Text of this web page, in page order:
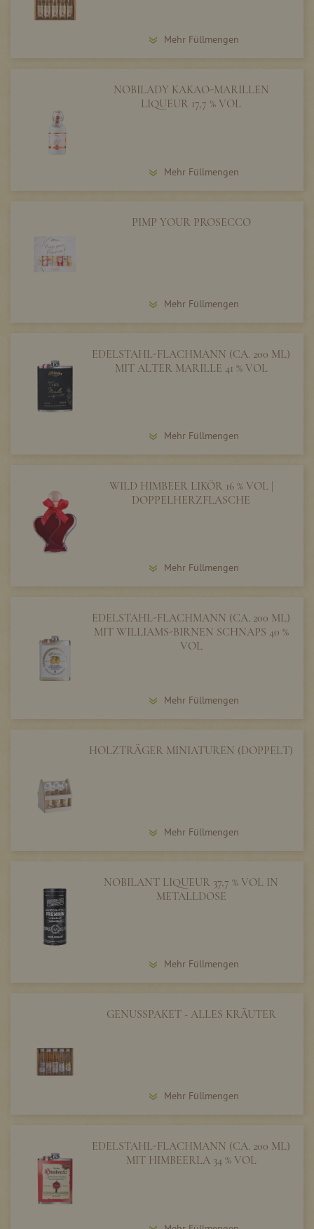
Mehr Füllmengen
NOBILADY KAKAO-MARILLEN
LIQUEUR 17,7 % VOL
Mehr Füllmengen
PIMP YOUR PROSECCO
Mehr Füllmengen
EDELSTAHL-FLACHMANN (CA. 200 ML)
MIT ALTER MARILLE 41 % VOL
Mehr Füllmengen
WILD HIMBEER LIKÖR 16 % VOL |
DOPPELHERZFLASCHE
Mehr Füllmengen
EDELSTAHL-FLACHMANN (CA. 200 ML)
MIT WILLIAMS-BIRNEN SCHNAPS 40 %
VOL
Mehr Füllmengen
HOLZTRÄGER MINIATUREN (DOPPELT)
Mehr Füllmengen
NOBILANT LIQUEUR 37,7 % VOL IN
METALLDOSE
Mehr Füllmengen
GENUSSPAKET - ALLES KRÄUTER
Mehr Füllmengen
EDELSTAHL-FLACHMANN (CA. 200 ML)
MIT HIMBEERLA 34 % VOL